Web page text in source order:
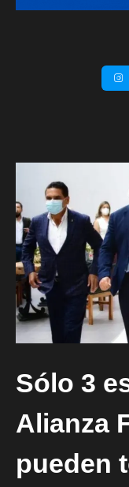
Sólo 3
Alianza
pueden